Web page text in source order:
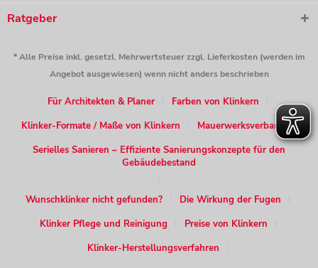
Ratgeber
* Alle Preise inkl. gesetzl. Mehrwertsteuer zzgl. Lieferkosten (werden im
Angebot ausgewiesen) wenn nicht anders beschrieben
Für Architekten & Planer
Farben von Klinkern
Klinker-Formate / Maße von Klinkern
Mauerwerksverband
Serielles Sanieren – Effiziente Sanierungskonzepte für den
Gebäudebestand
Wunschklinker nicht gefunden?
Die Wirkung der Fugen
Klinker Pflege und Reinigung
Preise von Klinkern
Klinker-Herstellungsverfahren